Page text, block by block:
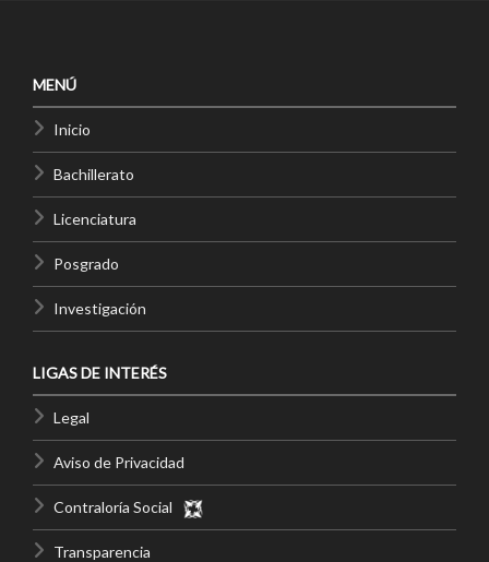
MENÚ
Inicio
Bachillerato
Licenciatura
Posgrado
Investigación
LIGAS DE INTERÉS
Legal
Aviso de Privacidad
Contraloría Social
Transparencia